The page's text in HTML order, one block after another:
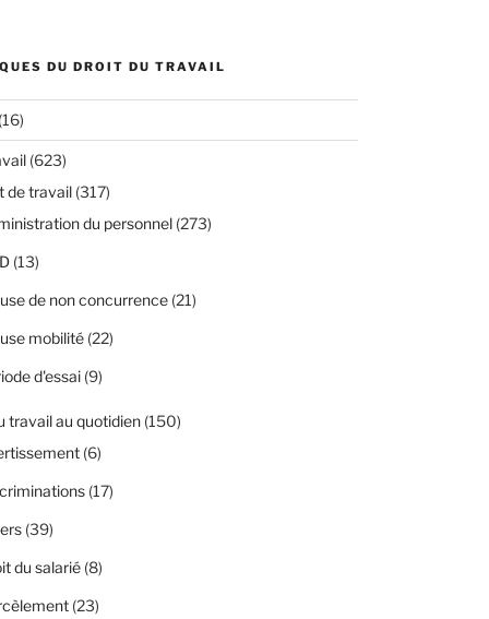
DU DROIT DU TRAVAIL
(623)
de travail(317)
du personnel(273)
(13)
de non concurrence(21)
mobilité(22)
d'essai(9)
travail au quotidien(150)
(6)
(17)
(39)
du salarié(8)
(23)